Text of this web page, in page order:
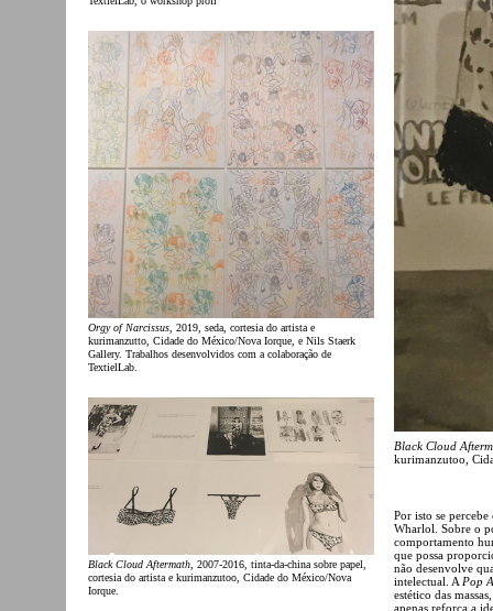
Orgy of Narcissus, 2019, seda, cortesia do artista e
kurimanzutto, Cidade do México/Nova Iorque, e Nils Staerk
Gallery. Trabalhos desenvolvidos com a colaboração de
TextielLab.
Black Cloud Aftermath , 2007-2016, tinta-da-china sobre papel,
cortesia do artista e kurimanzutoo, Cidade do México/Nova
Iorque.
Black Cloud
kurimanzutoo,
Por isto se
Wharlol. Sobre o
comportamento
que possa
não desenvolve
intelectual. A Pop
estético das
apenas reforça a